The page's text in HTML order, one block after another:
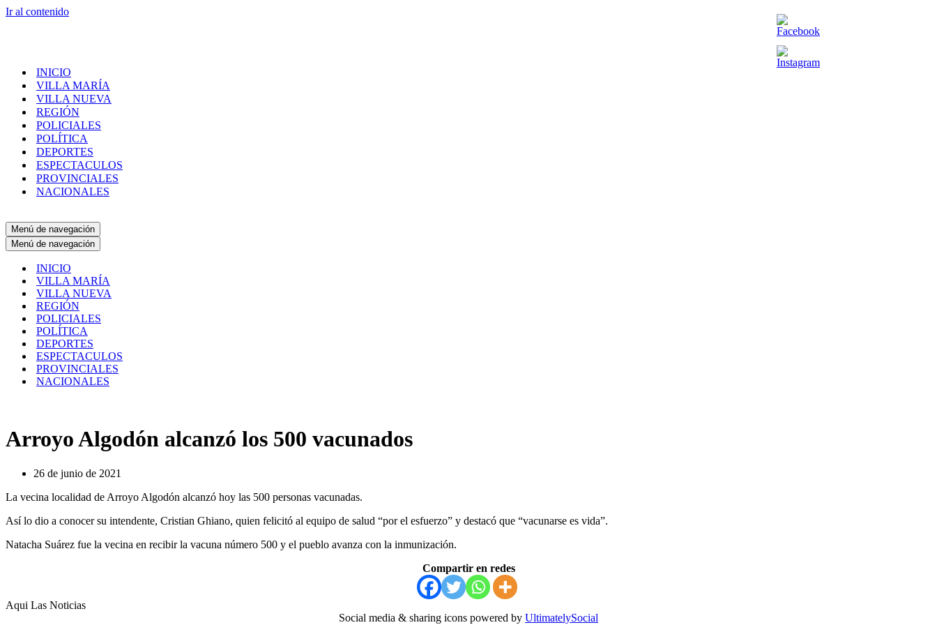
Ir al contenido
INICIO
VILLA MARÍA
VILLA NUEVA
REGIÓN
POLICIALES
POLÍTICA
DEPORTES
ESPECTACULOS
PROVINCIALES
NACIONALES
Menú de navegación
Menú de navegación
INICIO
VILLA MARÍA
VILLA NUEVA
REGIÓN
POLICIALES
POLÍTICA
DEPORTES
ESPECTACULOS
PROVINCIALES
NACIONALES
Arroyo Algodón alcanzó los 500 vacunados
26 de junio de 2021
La vecina localidad de Arroyo Algodón alcanzó hoy las 500 personas vacunadas.
Así lo dio a conocer su intendente, Cristian Ghiano, quien felicitó al equipo de salud “por el esfuerzo” y destacó que “vacunarse es vida”.
Natacha Suárez fue la vecina en recibir la vacuna número 500 y el pueblo avanza con la inmunización.
Compartir en redes
Aqui Las Noticias
Social media & sharing icons powered by UltimatelySocial